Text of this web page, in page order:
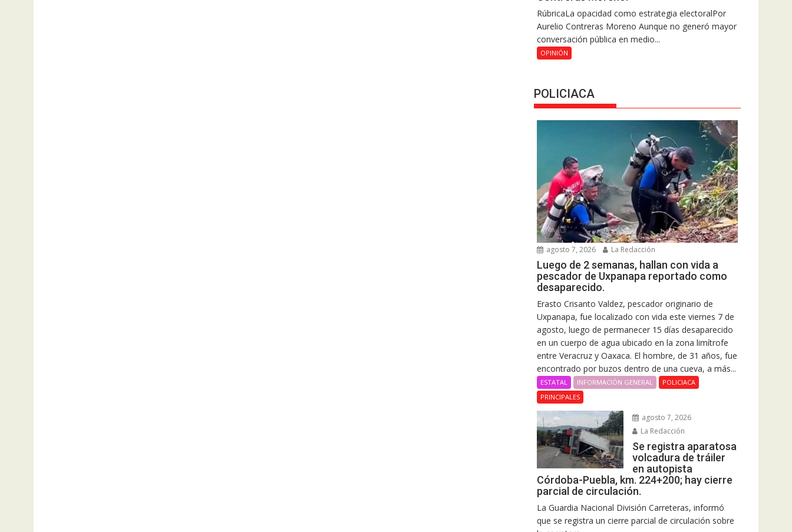
RúbricaLa opacidad como estrategia electoralPor
Aurelio Contreras Moreno Aunque no generó mayor
conversación pública en medio...
OPINIÓN
POLICIACA
agosto 7, 2026 La Redacción
Luego de 2 semanas, hallan con vida a
pescador de Uxpanapa reportado como
desaparecido.
Erasto Crisanto Valdez, pescador originario de
Uxpanapa, fue localizado con vida este viernes 7 de
agosto, luego de permanecer 15 días desaparecido
en un cuerpo de agua ubicado en la zona limítrofe
entre Veracruz y Oaxaca. El hombre, de 31 años, fue
encontrado por buzos dentro de una cueva, a más...
ESTATAL INFORMACIÓN GENERAL
POLICIACA
PRINCIPALES
agosto 7, 2026
La Redacción
Se registra aparatosa
volcadura de tráiler
en autopista
Córdoba-Puebla, km. 224+200; hay cierre
parcial de circulación.
La Guardia Nacional División Carreteras, informó
que se registra un cierre parcial de circulación sobre